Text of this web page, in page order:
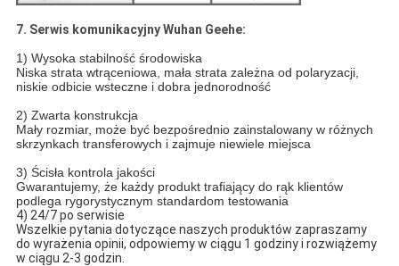
7. Serwis komunikacyjny Wuhan Geehe:
1) Wysoka stabilność środowiska
Niska strata wtrąceniowa, mała strata zależna od polaryzacji,
niskie odbicie wsteczne i dobra jednorodność
2) Zwarta konstrukcja
Mały rozmiar, może być bezpośrednio zainstalowany w różnych
skrzynkach transferowych i zajmuje niewiele miejsca
3) Ścisła kontrola jakości
Gwarantujemy, że każdy produkt trafiający do rąk klientów
podlega rygorystycznym standardom testowania
4) 24/7 po serwisie
Wszelkie pytania dotyczące naszych produktów zapraszamy
do wyrażenia opinii, odpowiemy w ciągu 1 godziny i rozwiążemy
w ciągu 2-3 godzin.